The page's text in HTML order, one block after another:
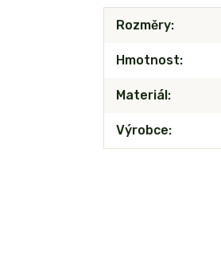
Rozměry
Hmotnost
Materiál
Výrobce